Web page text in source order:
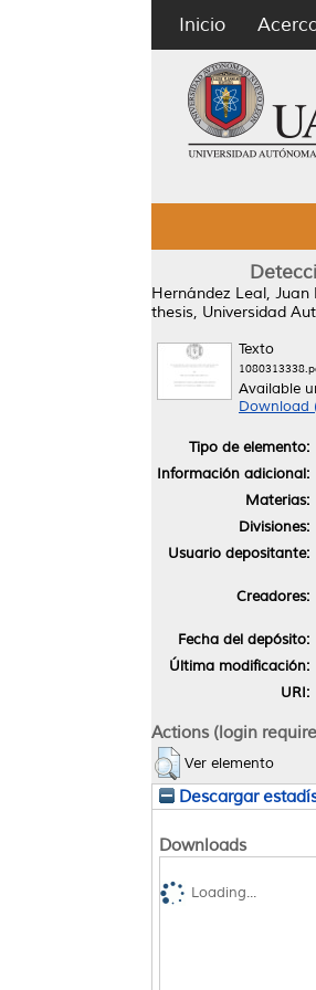
Inicio
Hernández Leal, Juan
thesis, Universidad
Texto
Available
Download
Tipo de elemento:
Información adicional:
Materias:
Divisiones:
Usuario depositante:
Creadores:
Fecha del depósito:
Última modificación:
URI:
Actions (login
Ver elemento
Descargar
Downloads
Loading...